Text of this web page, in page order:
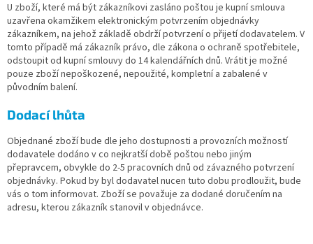
U zboží, které má být zákazníkovi zasláno poštou je kupní smlouva
uzavřena okamžikem elektronickým potvrzením objednávky
zákazníkem, na jehož základě obdrží potvrzení o přijetí dodavatelem. V
tomto případě má zákazník právo, dle zákona o ochraně spotřebitele,
odstoupit od kupní smlouvy do 14 kalendářních dnů. Vrátit je možné
pouze zboží nepoškozené, nepoužité, kompletní a zabalené v
původním balení.
Dodací lhůta
Objednané zboží bude dle jeho dostupnosti a provozních možností
dodavatele dodáno v co nejkratší době poštou nebo jiným
přepravcem, obvykle do 2-5 pracovních dnů od závazného potvrzení
objednávky. Pokud by byl dodavatel nucen tuto dobu prodloužit, bude
vás o tom informovat. Zboží se považuje za dodané doručením na
adresu, kterou zákazník stanovil v objednávce.